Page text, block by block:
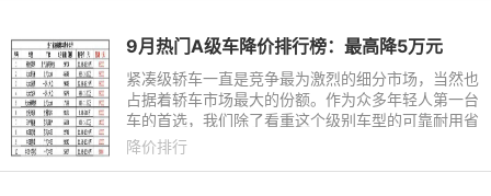
9月热门A级车降价排行榜：最高降5万元
紧凑级轿车一直是竞争最为激烈的细分市场，当然也
占据着轿车市场最大的份额。作为众多年轻人第一台
车的首选，我们除了看重这个级别车型的可靠耐用省
油，往往也对价格比较敏感，毕竟能省一分是一分。
降价排行